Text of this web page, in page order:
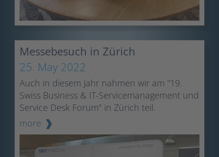
Messebesuch in Zürich
25. May 2022
Auch in diesem Jahr nahmen wir am "19.
Swiss Business & IT-Servicemanagement und
Service Desk Forum" in Zürich teil.
more